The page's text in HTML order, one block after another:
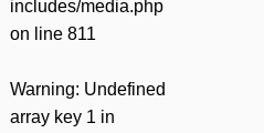
includes/media.php
on line 811
Warning: Undefined
array key 1 in